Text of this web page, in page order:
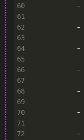
60
            -
61
62
            -
63
64
            -
65
66
            -
67
68
            -
69
70
            -
71
72
            -